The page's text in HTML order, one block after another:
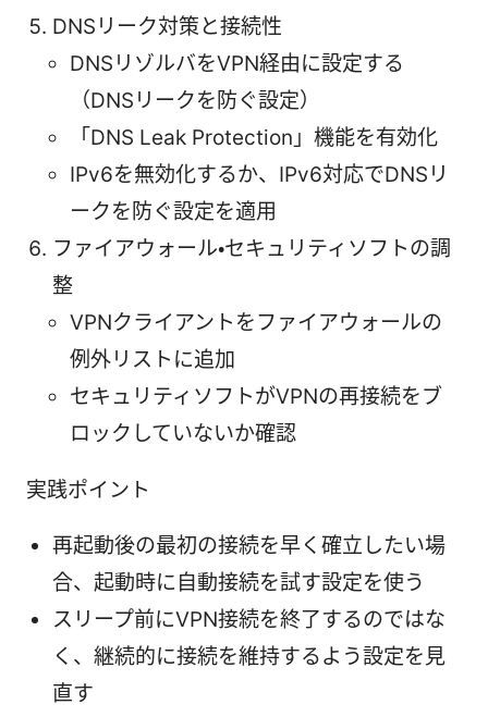
DNSリーク対策と接続性
DNSリゾルバをVPN経由に設定する
（DNSリークを防ぐ設定）
「DNS Leak Protection」機能を有効化
IPv6を無効化するか、IPv6対応でDNSリ
ークを防ぐ設定を適用
ファイアウォール・セキュリティソフトの調
整
VPNクライアントをファイアウォールの
例外リストに追加
セキュリティソフトがVPNの再接続をブ
ロックしていないか確認
実践ポイント
再起動後の最初の接続を早く確立したい場
合、起動時に自動接続を試す設定を使う
スリープ前にVPN接続を終了するのではな
く、継続的に接続を維持するよう設定を見
直す